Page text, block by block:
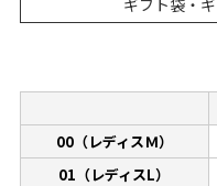
00（レディスＭ）
01（レディスL）